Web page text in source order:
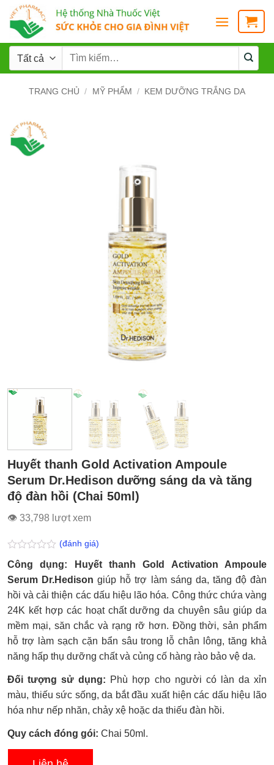
TRANG CHỦ / MỸ PHẨM / KEM DƯỠNG TRẮNG DA
Huyết thanh Gold Activation Ampoule
Serum Dr.Hedison dưỡng sáng da và tăng
độ đàn hồi (Chai 50ml)
👁 33,798 lượt xem
Được
xếp
hạng
0.0
5
sao
(đánh giá)
Công dụng: Huyết thanh Gold Activation Ampoule
Serum Dr.Hedison giúp hỗ trợ làm sáng da, tăng độ đàn
hồi và cải thiện các dấu hiệu lão hóa. Công thức chứa vàng
24K kết hợp các hoạt chất dưỡng da chuyên sâu giúp da
mềm mại, săn chắc và rạng rỡ hơn. Đồng thời, sản phẩm
hỗ trợ làm sạch cặn bẩn sâu trong lỗ chân lông, tăng khả
năng hấp thụ dưỡng chất và củng cố hàng rào bảo vệ da.
Đối tượng sử dụng: Phù hợp cho người có làn da xỉn
màu, thiếu sức sống, da bắt đầu xuất hiện các dấu hiệu lão
hóa như nếp nhăn, chảy xệ hoặc da thiếu đàn hồi.
Quy cách đóng gói: Chai 50ml.